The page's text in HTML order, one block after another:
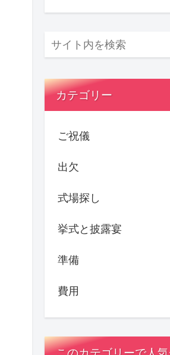
カテゴリー
ご祝儀
出欠
式場探し
挙式と披露宴
準備
費用